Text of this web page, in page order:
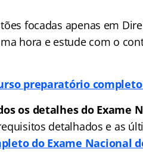
focadas apenas em
hora e estude com o
preparatório completo
os detalhes do Exame
detalhados e as
do Exame Nacional